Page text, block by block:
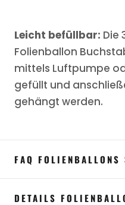
Leicht befüllbar: Die
Folienballon
mittels Luftpumpe
gefüllt und
gehängt werden.
FAQ FOLIENBALLONS
DETAILS